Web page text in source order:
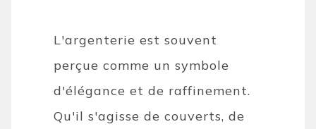
L'argenterie est souvent
perçue comme un symbole
d'élégance et de raffinement.
Qu'il s'agisse de couverts, de